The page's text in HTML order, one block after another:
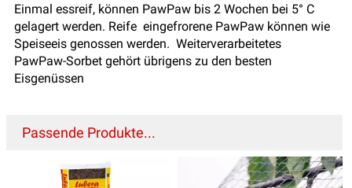
Einmal essreif, können PawPaw bis 2 Wochen bei 5° C
gelagert werden. Reife eingefrorene PawPaw können wie
Speiseeis genossen werden. Weiterverarbeitetes
PawPaw-Sorbet gehört übrigens zu den besten
Eisgenüssen
Passende Produkte...